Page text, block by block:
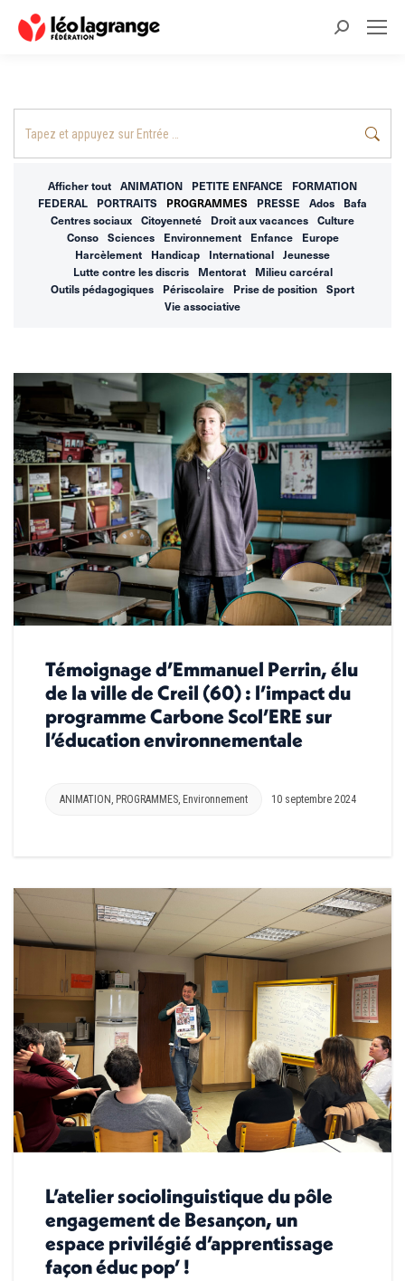
Recherche
Afficher tout ANIMATION PETITE ENFANCE
FORMATION
FEDERAL
PORTRAITS PROGRAMMES PRESSE Ados
Bafa
Centres sociaux
Citoyenneté Droit aux vacances
Culture
Conso
Sciences Environnement Enfance
Europe
Harcèlement
Handicap International
Jeunesse
Lutte contre les discris
Mentorat
Milieu carcéral
Outils pédagogiques
Périscolaire Prise de position
Sport
Vie associative
Témoignage d’Emmanuel Perrin, élu
de la ville de Creil (60) : l’impact du
programme Carbone Scol’ERE sur
l’éducation environnementale
ANIMATION PROGRAMMES Environnement 10 septembre 2024
L’atelier sociolinguistique du pôle
engagement de Besançon, un
espace privilégié d’apprentissage
façon éduc pop’ !